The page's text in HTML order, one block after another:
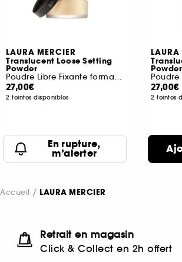
LAURA MERCIER
Translucent Loose Setting
Powder
Poudre Libre Fixante format voyage
27,00€
2 teintes disponibles
En rupture,
m’alerter
LAURA
Powder
27,00€
2 teintes
Accueil LAURA MERCIER
Retrait en magasin
Click & Collect en 2h offert